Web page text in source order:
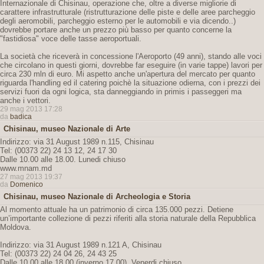
Internazionale di Chisinau, operazione che, oltre a diverse migliorie di
carattere infrastrutturale (ristrutturazione delle piste e delle aree parcheggio
degli aeromobili, parcheggio esterno per le automobili e via dicendo..)
dovrebbe portare anche un prezzo più basso per quanto concerne la
"fastidiosa" voce delle tasse aeroportuali.
La società che riceverà in concessione l'Aeroporto (49 anni), stando alle voci
che circolano in questi giorni, dovrebbe far eseguire (in varie tappe) lavori per
circa 230 mln di euro. Mi aspetto anche un'apertura del mercato per quanto
riguarda l'handling ed il catering poichè la situazione odierna, con i prezzi dei
servizi fuori da ogni logica, sta danneggiando in primis i passeggeri ma
anche i vettori.
29 mag 2013 17:28
da badica
Chisinau, museo Nazionale di Arte
Indirizzo: via 31 August 1989 n.115, Chisinau
Tel: (00373 22) 24 13 12, 24 17 30
Dalle 10.00 alle 18.00. Lunedi chiuso
www.mnam.md
27 mag 2013 19:37
da Domenico
Chisinau, museo Nazionale di Archeologia e Storia
Al momento attuale ha un patrimonio di circa 135.000 pezzi. Detiene
un’importante collezione di pezzi riferiti alla storia naturale della Repubblica
Moldova.
Indirizzo: via 31 August 1989 n.121 A, Chisinau
Tel: (00373 22) 24 04 26, 24 43 25